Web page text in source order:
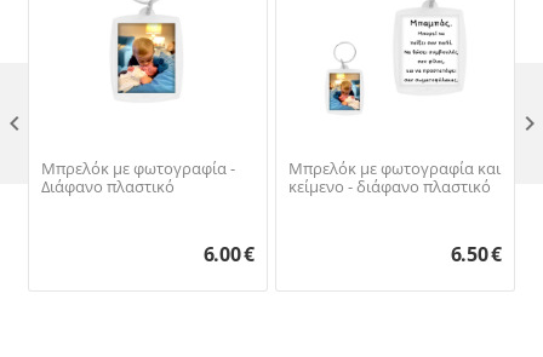
Μπρελόκ με φωτογραφία -
Διάφανο πλαστικό
6.00€
Μπρελόκ με φωτογραφία και
κείμενο - διάφανο πλαστικό
6.50€
 